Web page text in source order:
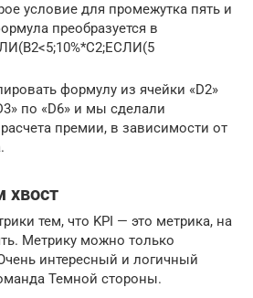
условие для промежутка пять и
преобразуется в
формулу из ячейки «D2»
по «D6» и мы сделали
премии, в зависимости от
хвост
тем, что KPI — это метрика, на
Метрику можно только
интересный и логичный
Темной стороны.